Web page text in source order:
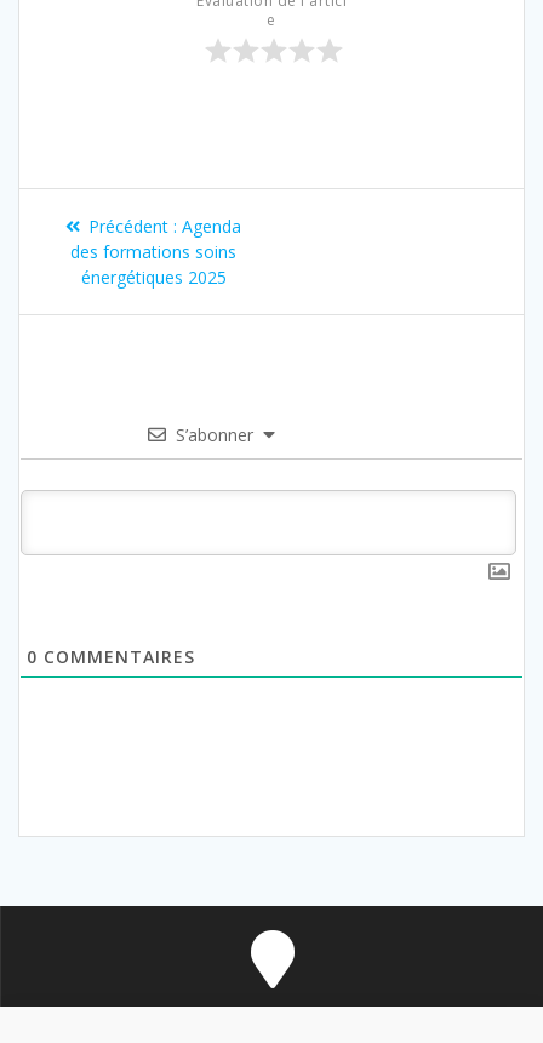
e
Précédent : Agenda
des formations soins
énergétiques 2025
S’abonner
0 COMMENTAIRES